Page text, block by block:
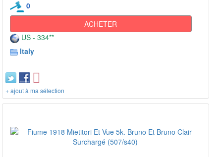
0
ACHETER
US - 334**
Italy
+ ajout à ma sélection